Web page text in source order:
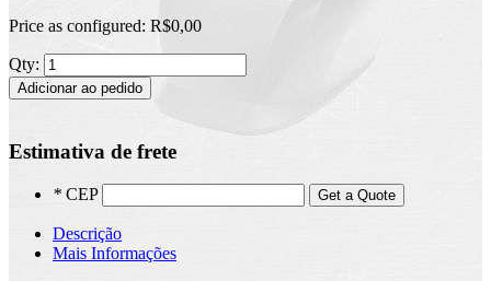
Price as configured: R$0,00
Qty:
Adicionar ao pedido
Estimativa de frete
* CEP Get a Quote
Descrição
Mais Informações